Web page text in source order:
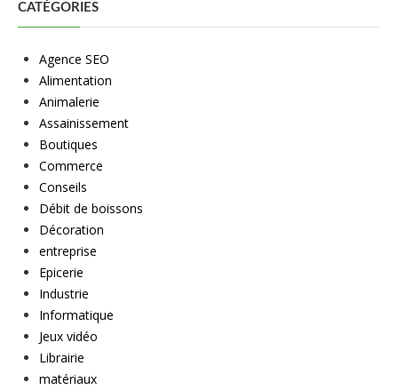
CATÉGORIES
Agence SEO
Alimentation
Animalerie
Assainissement
Boutiques
Commerce
Conseils
Débit de boissons
Décoration
entreprise
Epicerie
Industrie
Informatique
Jeux vidéo
Librairie
matériaux